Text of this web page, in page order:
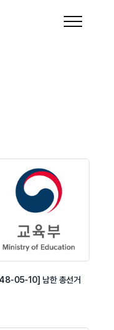
05-10] 남한 총선거